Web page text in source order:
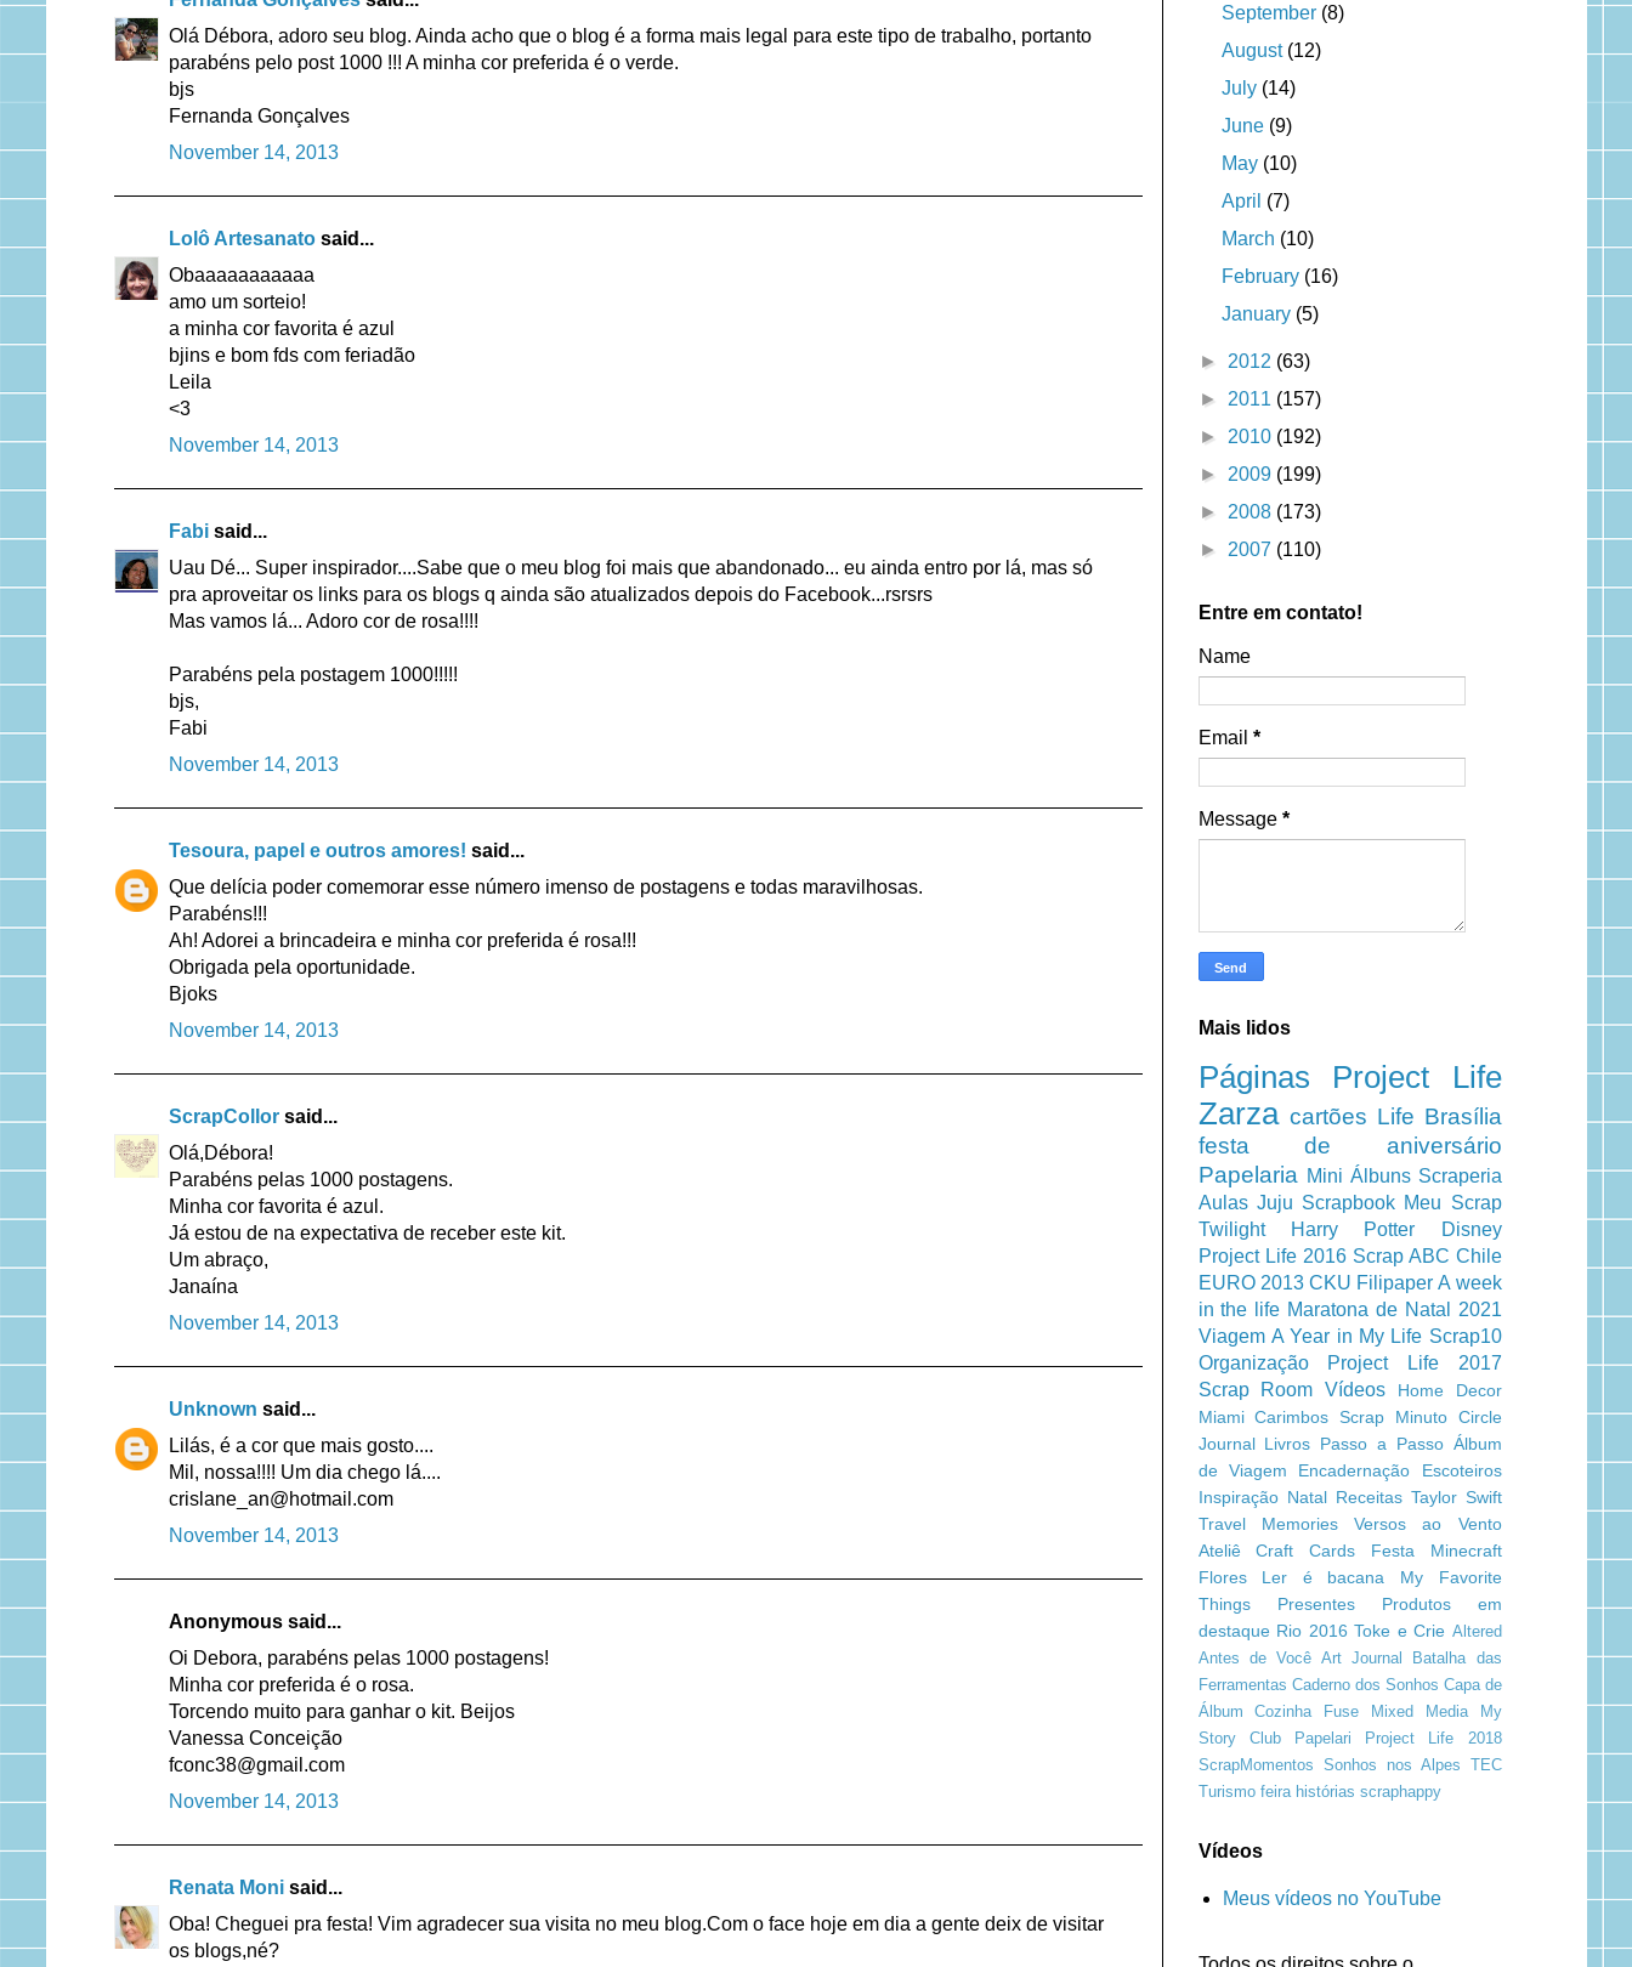
Olá Débora, adoro seu blog. Ainda acho que o blog é a forma mais legal para este tipo de trabalho, portanto
parabéns pelo post 1000 !!! A minha cor preferida é o verde.
bjs
Fernanda Gonçalves
November 14, 2013
Lolô Artesanatosaid...
Obaaaaaaaaaaa
amo um sorteio!
a minha cor favorita é azul
bjins e bom fds com feriadão
Leila
<3
November 14, 2013
Fabisaid...
Uau Dé... Super inspirador....Sabe que o meu blog foi mais que abandonado... eu ainda entro por lá, mas só
pra aproveitar os links para os blogs q ainda são atualizados depois do Facebook...rsrsrs
Mas vamos lá... Adoro cor de rosa!!!!
Parabéns pela postagem 1000!!!!!
bjs,
Fabi
November 14, 2013
Tesoura, papel e outros amores! said...
Que delícia poder comemorar esse número imenso de postagens e todas maravilhosas.
Parabéns!!!
Ah! Adorei a brincadeira e minha cor preferida é rosa!!!
Obrigada pela oportunidade.
Bjoks
November 14, 2013
ScrapCollorsaid...
Olá,Débora!
Parabéns pelas 1000 postagens.
Minha cor favorita é azul.
Já estou de na expectativa de receber este kit.
Um abraço,
Janaína
November 14, 2013
Unknown said...
Lilás, é a cor que mais gosto....
Mil, nossa!!!! Um dia chego lá....
crislane_an@hotmail.com
November 14, 2013
Anonymous said...
Oi Debora, parabéns pelas 1000 postagens!
Minha cor preferida é o rosa.
Torcendo muito para ganhar o kit. Beijos
Vanessa Conceição
fconc38@gmail.com
November 14, 2013
Renata Monisaid...
Oba! Cheguei pra festa! Vim agradecer sua visita no meu blog.Com o face hoje em dia a gente deix de visitar
os blogs,né?
September (8)
August (12)
July (14)
June (9)
May (10)
April (7)
March (10)
February (16)
January (5)
► 2012 (63)
► 2011 (157)
► 2010 (192)
► 2009 (199)
► 2008 (173)
► 2007 (110)
Entre em contato!
Name
Email *
Message *
Mais lidos
Páginas
Project Life
Zarza cartões Life Brasília
festa de aniversário
Papelaria Mini Álbuns Scraperia
Aulas Juju Scrapbook Meu Scrap
Twilight
Harry Potter
Disney
Project Life 2016 Scrap ABC Chile
EURO 2013 CKU Filipaper A week
in the life Maratona de Natal 2021
Viagem A Year in My Life Scrap10
Organização
Project Life 2017
Scrap Room Vídeos
Home Decor
Miami Carimbos Scrap Minuto Circle
Journal Livros Passo a Passo Álbum
de Viagem
Encadernação
Escoteiros
Inspiração Natal Receitas Taylor Swift
Travel Memories
Versos ao Vento
Ateliê Craft
Cards
Festa Minecraft
Flores
Ler é bacana
My Favorite
Things
Presentes
Produtos em
destaque Rio 2016 Toke e Crie Altered
Antes de Você Art Journal
Batalha das
Ferramentas Caderno dos Sonhos Capa de
Álbum
Cozinha Fuse Mixed Media
My
Story Club
Papelari
Project Life 2018
ScrapMomentos Sonhos nos Alpes TEC
Turismo feira histórias scraphappy
Vídeos
Meus vídeos no YouTube